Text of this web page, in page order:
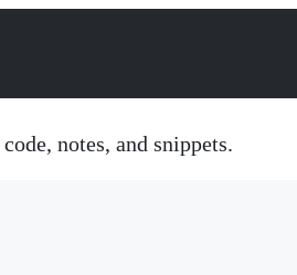
notes, and snippets.